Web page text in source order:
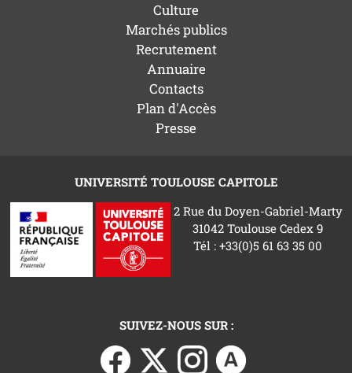
Culture
Marchés publics
Recrutement
Annuaire
Contacts
Plan d'Accès
Presse
UNIVERSITÉ TOULOUSE CAPITOLE
2 Rue du Doyen-Gabriel-Marty
31042 Toulouse Cedex 9
Tél : +33(0)5 61 63 35 00
SUIVEZ-NOUS SUR :